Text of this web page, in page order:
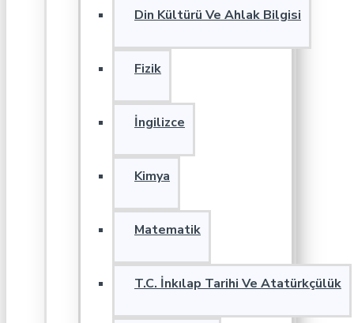
Din Kültürü Ve Ahlak Bilgisi
Fizik
İngilizce
Kimya
Matematik
T.C. İnkılap Tarihi Ve Atatürkçülük